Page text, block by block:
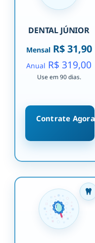
DENTAL JÚNIOR
MensalR$ 31,90
Anual R$ 319,00
Use em 90 dias.
Contrate Agora